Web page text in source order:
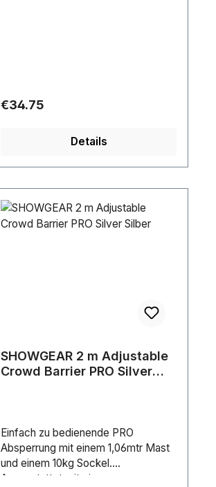
Regular price:
€34.75
Details
SHOWGEAR 2 m Adjustable
Crowd Barrier PRO Silver
Einfach zu bedienende PRO
Absperrung mit einem 1,06mtr Mast
und einem 10kg Sockel.
Ausgestattet mit einem